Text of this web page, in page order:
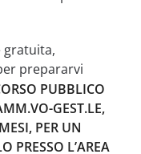
gratuita,
prepararvi
PUBBLICO
GEST.LE,
PER UN
PRESSO L’AREA